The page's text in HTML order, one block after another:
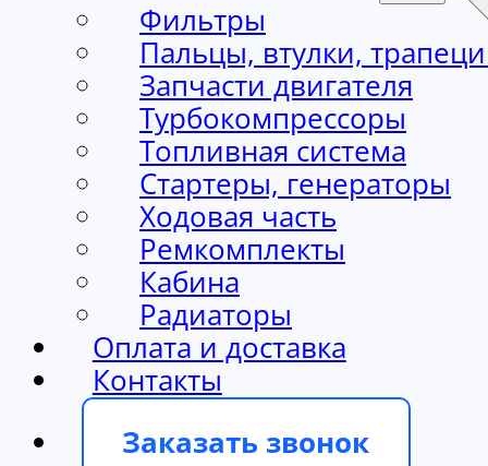
Фильтры
Пальцы, втулки,
Запчасти двигателя
Турбокомпрессоры
Топливная система
Стартеры, генераторы
Ходовая часть
Ремкомплекты
Кабина
Радиаторы
Оплата и доставка
Контакты
Заказать звонок